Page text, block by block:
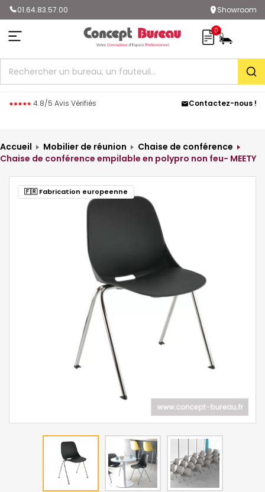
01.64.83.57.00 Showroom
0
4.8/5 Avis Vérifiés Contactez-nous !
Accueil Mobilier de réunion
Chaise de conférence
Chaise de conférence empilable en polypro non feu- MEETY